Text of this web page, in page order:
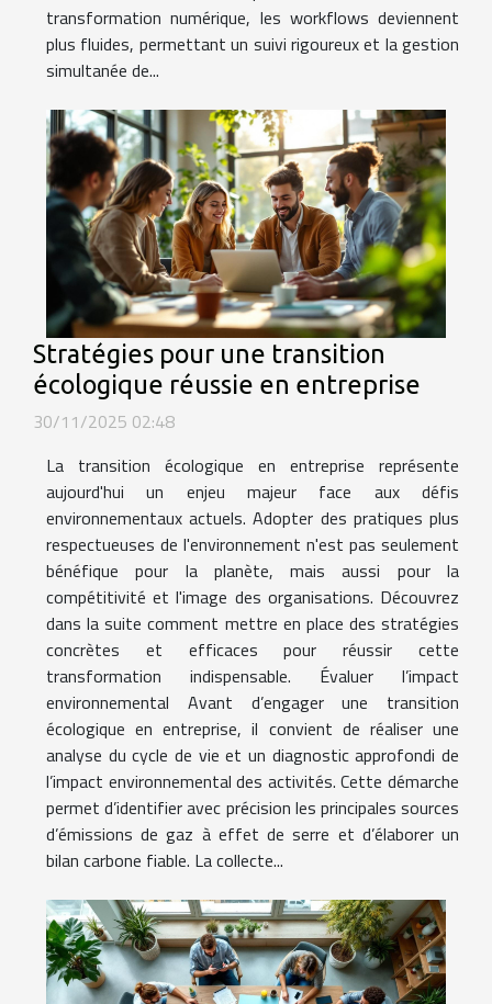
transformation numérique, les workflows deviennent
plus fluides, permettant un suivi rigoureux et la gestion
simultanée de...
Stratégies pour une transition
écologique réussie en entreprise
30/11/2025 02:48
La transition écologique en entreprise représente
aujourd'hui un enjeu majeur face aux défis
environnementaux actuels. Adopter des pratiques plus
respectueuses de l'environnement n'est pas seulement
bénéfique pour la planète, mais aussi pour la
compétitivité et l'image des organisations. Découvrez
dans la suite comment mettre en place des stratégies
concrètes et efficaces pour réussir cette
transformation indispensable. Évaluer l’impact
environnemental Avant d’engager une transition
écologique en entreprise, il convient de réaliser une
analyse du cycle de vie et un diagnostic approfondi de
l’impact environnemental des activités. Cette démarche
permet d’identifier avec précision les principales sources
d’émissions de gaz à effet de serre et d’élaborer un
bilan carbone fiable. La collecte...